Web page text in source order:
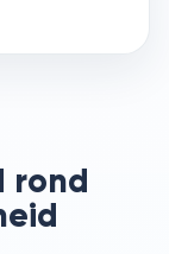
rond